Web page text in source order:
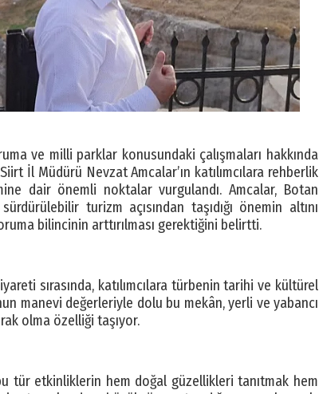
ve milli parklar konusundaki çalışmaları hakkında
İl Müdürü Nevzat Amcalar’ın katılımcılara rehberlik
dair önemli noktalar vurgulandı. Amcalar, Botan
turizm açısından taşıdığı önemin altını
bilincinin arttırılması gerektiğini belirtti.
sırasında, katılımcılara türbenin tarihi ve kültürel
manevi değerleriyle dolu bu mekân, yerli ve yabancı
olma özelliği taşıyor.
tür etkinliklerin hem doğal güzellikleri tanıtmak hem